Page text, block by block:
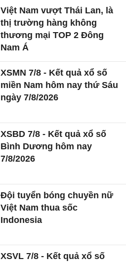
Việt Nam vượt Thái Lan, là
thị trường hàng không
thương mại TOP 2 Đông
Nam Á
XSMN 7/8 - Kết quả xổ số
miền Nam hôm nay thứ Sáu
ngày 7/8/2026
XSBD 7/8 - Kết quả xổ số
Bình Dương hôm nay
7/8/2026
Đội tuyển bóng chuyền nữ
Việt Nam thua sốc
Indonesia
XSVL 7/8 - Kết quả xổ số